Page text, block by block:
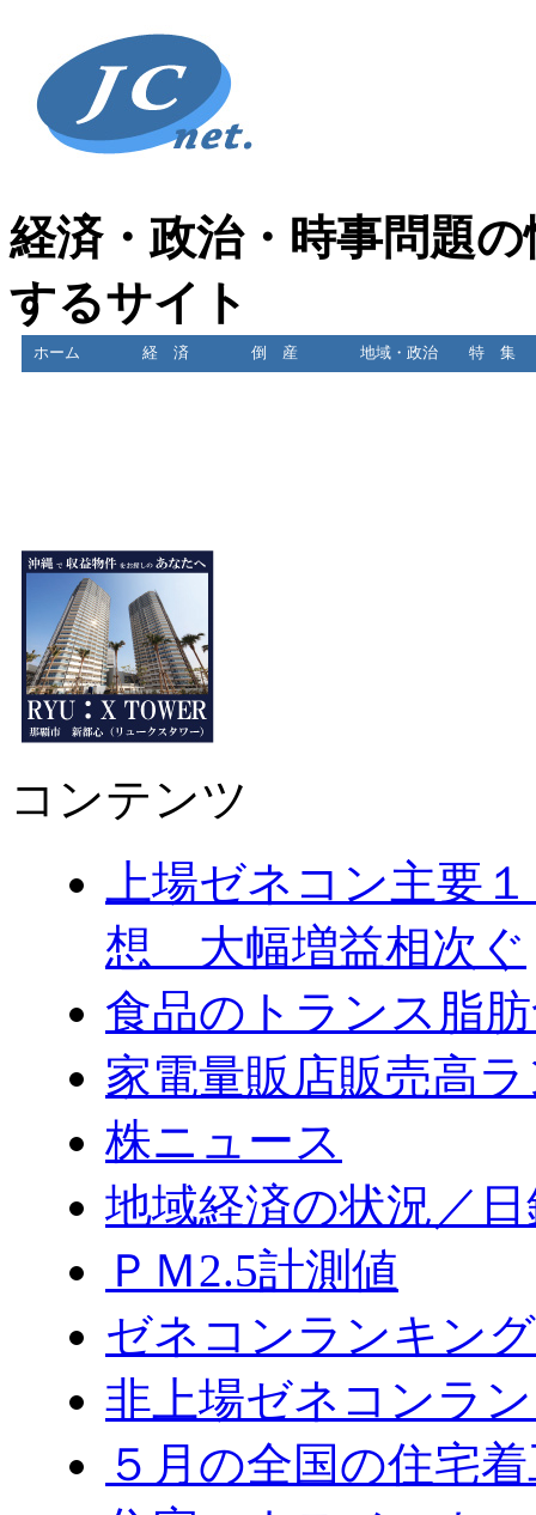
経済・政治・時事問題
するサイト
ホーム 経 済 倒 産 地域・政治 特 集
コンテンツ
上場ゼネコン主要
想 大幅増益相次ぐ
食品のトランス脂
家電量販店販売高
株ニュース
地域経済の状況／
ＰＭ2.5計測値
ゼネコンランキン
非上場ゼネコンラ
５月の全国の住宅